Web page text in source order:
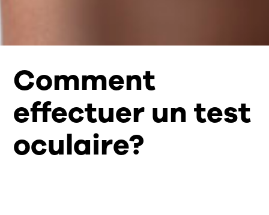
Comment
effectuer un test
oculaire?